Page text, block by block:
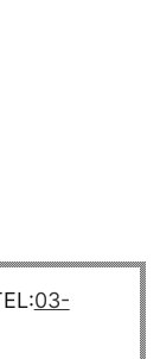
03-